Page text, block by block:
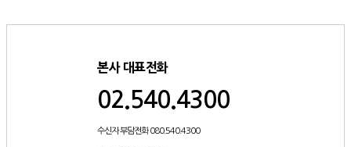
본사 대표전화
02.540.4300
수신자 부담전화 080.540.4300